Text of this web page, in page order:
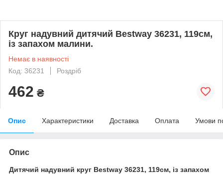
Круг надувний дитячий Bestway 36231, 119см,
із запахом малини.
Немає в наявності
Код: 36231
Роздріб
462 ₴
Опис Характеристики Доставка Оплата Умови
Опис
Дитячий надувний круг Bestway 36231, 119см, із запахом